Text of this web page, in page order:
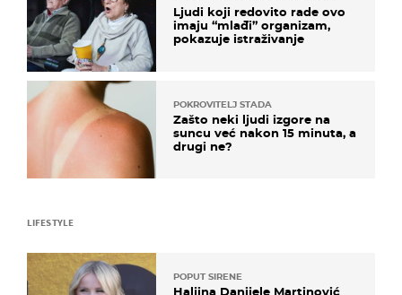
Ljudi koji redovito rade ovo
imaju “mlađi” organizam,
pokazuje istraživanje
POKROVITELJ STADA
Zašto neki ljudi izgore na
suncu već nakon 15 minuta, a
drugi ne?
LIFESTYLE
POPUT SIRENE
Haljina Danijele Martinović